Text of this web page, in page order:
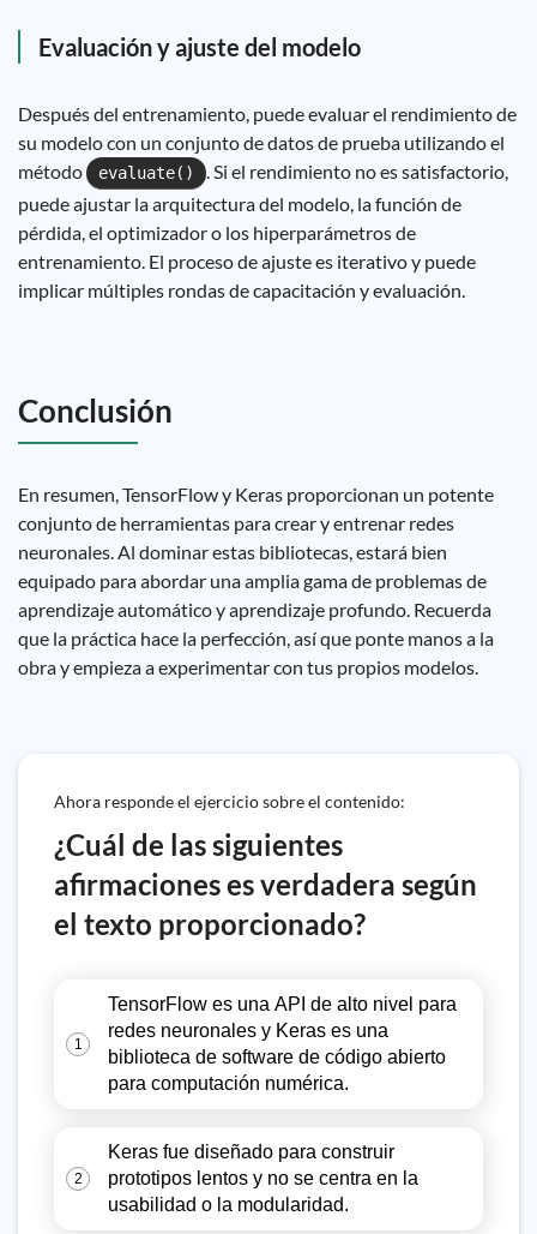
Evaluación y ajuste del modelo
Después del entrenamiento, puede evaluar el rendimiento de
su modelo con un conjunto de datos de prueba utilizando el
método
evaluate()
. Si el rendimiento no es satisfactorio,
puede ajustar la arquitectura del modelo, la función de
pérdida, el optimizador o los hiperparámetros de
entrenamiento. El proceso de ajuste es iterativo y puede
implicar múltiples rondas de capacitación y evaluación.
Conclusión
En resumen, TensorFlow y Keras proporcionan un potente
conjunto de herramientas para crear y entrenar redes
neuronales. Al dominar estas bibliotecas, estará bien
equipado para abordar una amplia gama de problemas de
aprendizaje automático y aprendizaje profundo. Recuerda
que la práctica hace la perfección, así que ponte manos a la
obra y empieza a experimentar con tus propios modelos.
Ahora responde el ejercicio sobre el contenido:
¿Cuál de las siguientes
afirmaciones es verdadera según
el texto proporcionado?
1
TensorFlow es una API de alto nivel para
redes neuronales y Keras es una
biblioteca de software de código abierto
para computación numérica.
2
Keras fue diseñado para construir
prototipos lentos y no se centra en la
usabilidad o la modularidad.